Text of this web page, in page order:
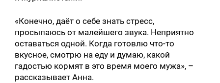
«Конечно, даёт о себе знать стресс,
просыпаюсь от малейшего звука. Неприятно
оставаться одной. Когда готовлю что-то
вкусное, смотрю на еду и думаю, какой
гадостью кормят в это время моего мужа», –
рассказывает Анна.